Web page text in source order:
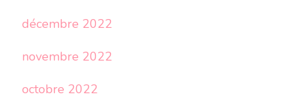
décembre 2022
novembre 2022
octobre 2022